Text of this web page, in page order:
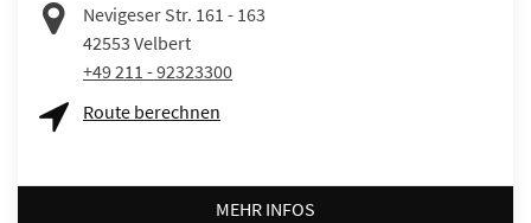
Nevigeser Str. 161 - 163
42553 Velbert
+49 211 - 92323300
Route berechnen
MEHR INFOS